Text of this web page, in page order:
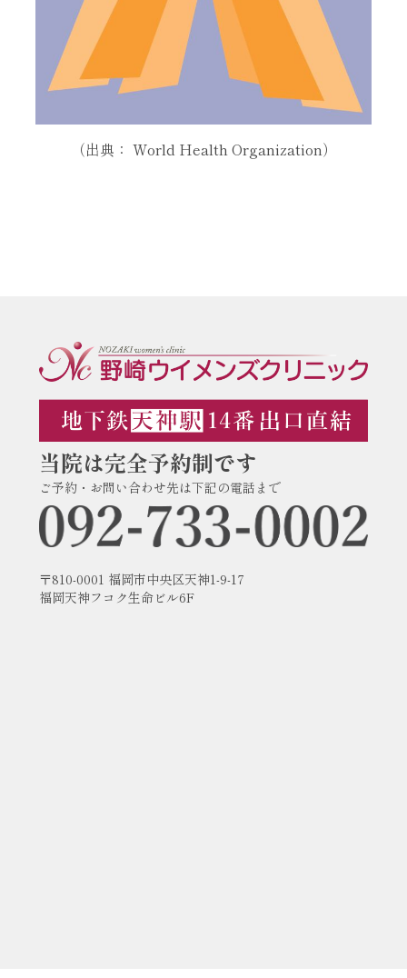
（出典： World Health Organization）
当院は完全予約制です
ご予約・お問い合わせ先は下記の電話まで
〒810-0001 福岡市中央区天神1-9-17
福岡天神フコク生命ビル6F